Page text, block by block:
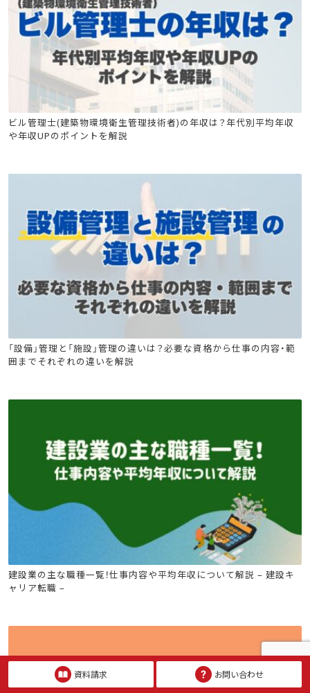
ビル管
ビル管理士(建築物環境衛生管理技術者)の年収は？年代別平均年収
や年収UPのポイントを解説
ビル管 電気工事士 危険物 消防設備士
「設備」管理と「施設」管理の違いは？必要な資格から仕事の内容・範
囲までそれぞれの違いを解説
建設キャリア転職 ビル管 電気工事士 危険物 消防設備士
建設業の主な職種一覧！仕事内容や平均年収について解説 – 建設キ
ャリア転職 –
資料請求 お問い合わせ